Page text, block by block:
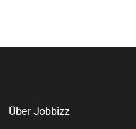
Über Jobbizz